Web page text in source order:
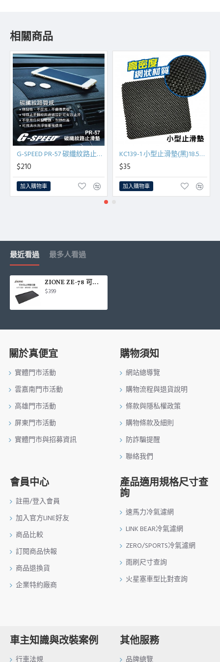
相關商品
G-SPEED PR-57 碳纖紋路止滑墊(可水洗)11.5x19cm
$210
加入購物車
KC139-1 小型止滑墊(黑)18.5x22cm
$35
加入購物車
最近看過 最多人看過
ZIONE ZE-78 可水洗止滑墊托盤25.5x13cm
$399
關於真便宜
實體門市活動
雲嘉南門市活動
高雄門市活動
屏東門市活動
實體門市與招募資訊
購物須知
網站總導覽
購物流程與退貨說明
條款與隱私權政策
購物條款及細則
防詐騙提醒
聯絡我們
會員中心
註冊/登入會員
加入官方LINE好友
商品比較
訂閱商品快報
商品退換貨
企業特約廠商
產品適用規格尺寸查
詢
速馬力冷氣濾網
LINK BEAR冷氣濾網
ZERO/SPORTS冷氣濾網
雨刷尺寸查詢
火星塞車型比對查詢
車主知識與改裝案例
行車法規
其他服務
品牌總覽